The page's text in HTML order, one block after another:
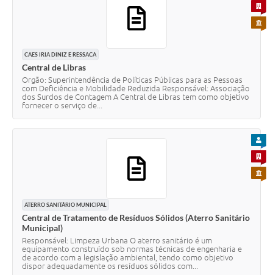
CAES IRIA DINIZ E RESSACA
Central de Libras
Orgão: Superintendência de Políticas Públicas para as Pessoas
com Deficiência e Mobilidade Reduzida Responsável: Associação
dos Surdos de Contagem A Central de Libras tem como objetivo
fornecer o serviço de...
PARA
PARA
ATERRO SANITÁRIO MUNICIPAL
Central de Tratamento de Resíduos Sólidos (Aterro Sanitário
Municipal)
Responsável: Limpeza Urbana O aterro sanitário é um
equipamento construído sob normas técnicas de engenharia e
de acordo com a legislação ambiental, tendo como objetivo
dispor adequadamente os resíduos sólidos com...
PARA
PARA